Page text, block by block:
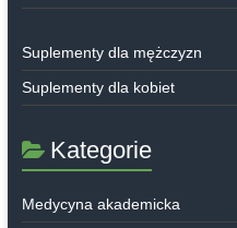
Suplementy dla mężczyzn
Suplementy dla kobiet
Kategorie
Medycyna akademicka